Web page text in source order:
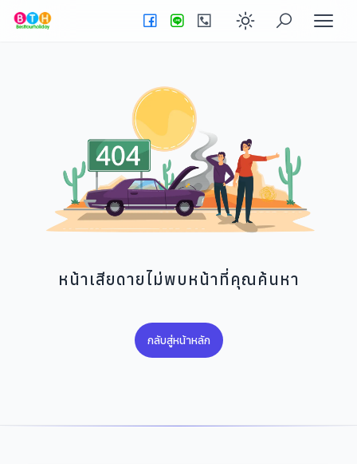
Enable dark
หน้าเสียดายไม่พบหน้าที่คุณค้นหา
กลับสู่หน้าหลัก